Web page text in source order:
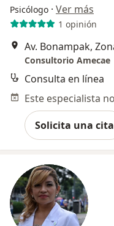
Psicólogo · Ver más
1 opinión
Consultorio Amecae
Consulta en línea
Solicita una cita